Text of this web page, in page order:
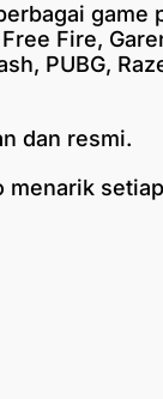
game
Fire,
PUBG,
dan resmi.
menarik